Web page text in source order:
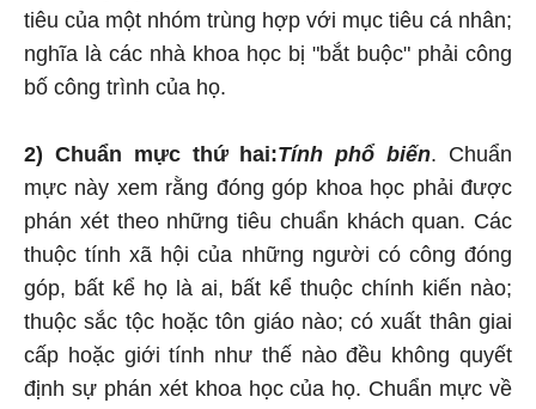
tiêu của một nhóm trùng hợp với mục tiêu cá nhân;
nghĩa là các nhà khoa học bị "bắt buộc" phải công
bố công trình của họ.
2) Chuẩn mực thứ hai:Tính phổ biến. Chuẩn
mực này xem rằng đóng góp khoa học phải được
phán xét theo những tiêu chuẩn khách quan. Các
thuộc tính xã hội của những người có công đóng
góp, bất kể họ là ai, bất kể thuộc chính kiến nào;
thuộc sắc tộc hoặc tôn giáo nào; có xuất thân giai
cấp hoặc giới tính như thế nào đều không quyết
định sự phán xét khoa học của họ. Chuẩn mực về